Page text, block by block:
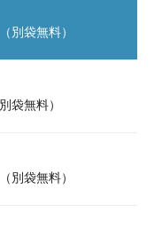
別袋無料）
袋無料）
別袋無料）